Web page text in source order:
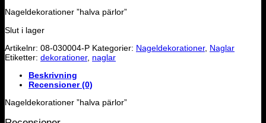
Nageldekorationer ”halva pärlor”
Slut i lager
Artikelnr: 08-030004-P Kategorier: Nageldekorationer, Naglar
Etiketter: dekorationer, naglar
Beskrivning
Recensioner (0)
Nageldekorationer ”halva pärlor”